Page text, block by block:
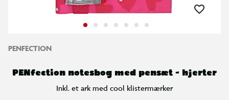
PENFECTION
PENfection notesbog med pensæt - hjerter
Inkl. et ark med cool klistermærker